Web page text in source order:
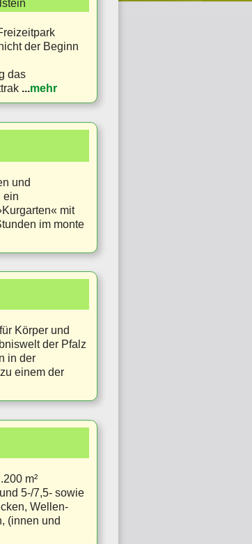
der Beginn
das
...mehr
und
ein
mit
im monte
Körper und
der Pfalz
in der
einem der
m²
5-/7,5- sowie
Wellen-
(innen und